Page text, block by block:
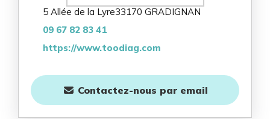
5 Allée de la Lyre33170 GRADIGNAN
09 67 82 83 41
https://www.toodiag.com
Contactez-nous par email